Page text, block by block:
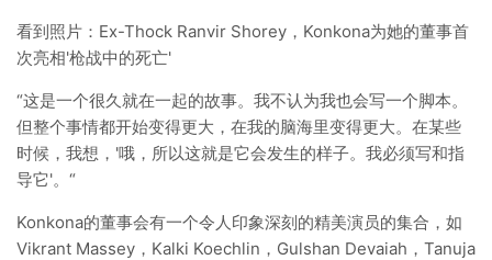
看到照片：Ex-Thock Ranvir Shorey，Konkona为她的董事首
次亮相'枪战中的死亡'
“这是一个很久就在一起的故事。我不认为我也会写一个脚本。
但整个事情都开始变得更大，在我的脑海里变得更大。在某些
时候，我想，'哦，所以这就是它会发生的样子。我必须写和指
导它'。“
Konkona的董事会有一个令人印象深刻的精美演员的集合，如
Vikrant Massey，Kalki Koechlin，Gulshan Devaiah，Tanuja